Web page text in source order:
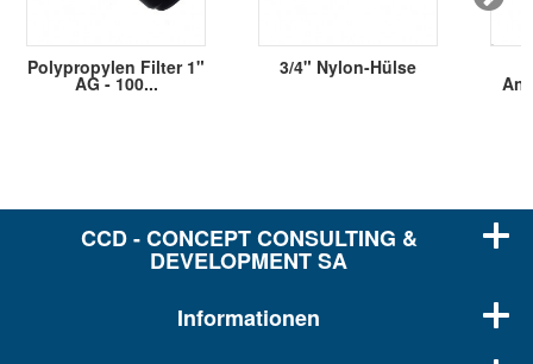
Polypropylen Filter 1"
AG - 100...
3/4" Nylon-Hülse
CCD - CONCEPT CONSULTING &
DEVELOPMENT SA
Informationen